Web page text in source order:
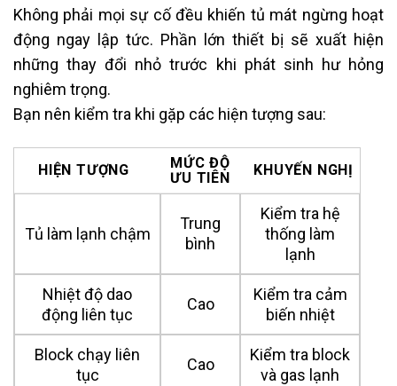
Không phải mọi sự cố đều khiến tủ mát ngừng hoạt
động ngay lập tức. Phần lớn thiết bị sẽ xuất hiện
những thay đổi nhỏ trước khi phát sinh hư hỏng
nghiêm trọng.
Bạn nên kiểm tra khi gặp các hiện tượng sau:
HIỆN TƯỢNG
MỨC ĐỘ
ƯU TIÊN
KHUYẾN NGHỊ
Tủ làm lạnh chậm
Trung
bình
Kiểm tra hệ
thống làm
lạnh
Nhiệt độ dao
động liên tục
Cao
Kiểm tra cảm
biến nhiệt
Block chạy liên
tục
Cao
Kiểm tra block
và gas lạnh